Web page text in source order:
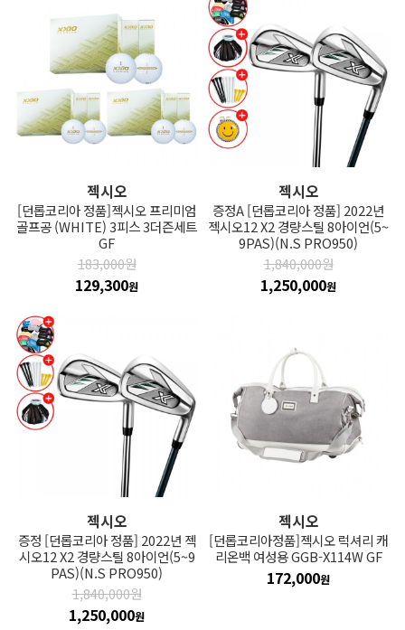
젝시오
[던롭코리아 정품]젝시오 프리미엄
골프공 (WHITE) 3피스 3더즌세트
GF
183,000원
129,300원
젝시오
증정A [던롭코리아 정품] 2022년
젝시오12 X2 경량스틸 8아이언(5~
9PAS)(N.S PRO950)
1,840,000원
1,250,000원
젝시오
증정 [던롭코리아 정품] 2022년 젝
시오12 X2 경량스틸 8아이언(5~9
PAS)(N.S PRO950)
1,840,000원
1,250,000원
젝시오
[던롭코리아정품]젝시오 럭셔리 캐
리온백 여성용 GGB-X114W GF
172,000원